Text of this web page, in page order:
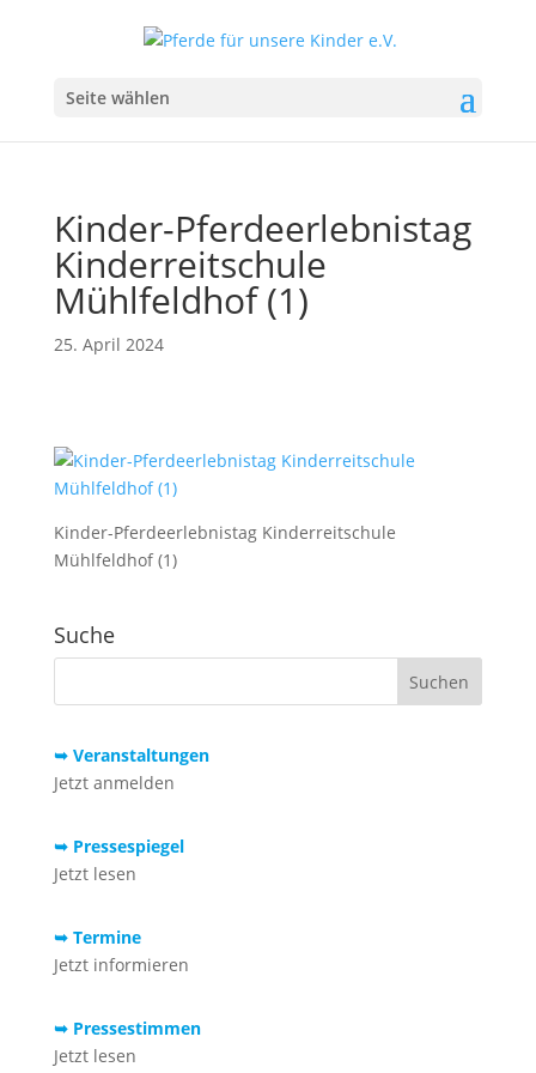
Seite wählen
Kinder-Pferdeerlebnistag
Kinderreitschule
Mühlfeldhof (1)
25. April 2024
Kinder-Pferdeerlebnistag Kinderreitschule
Mühlfeldhof (1)
Suche
➥ Veranstaltungen
Jetzt anmelden
➥ Pressespiegel
Jetzt lesen
➥ Termine
Jetzt informieren
➥ Pressestimmen
Jetzt lesen